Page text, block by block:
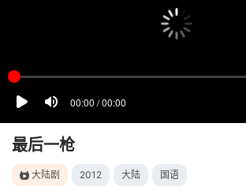
最后一枪
大陆剧 2012 大陆 国语